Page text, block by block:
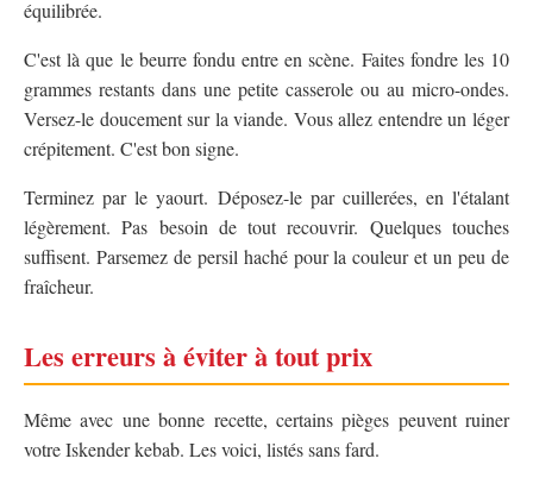
équilibrée.
C'est là que le beurre fondu entre en scène. Faites fondre les 10
grammes restants dans une petite casserole ou au micro-ondes.
Versez-le doucement sur la viande. Vous allez entendre un léger
crépitement. C'est bon signe.
Terminez par le yaourt. Déposez-le par cuillerées, en l'étalant
légèrement. Pas besoin de tout recouvrir. Quelques touches
suffisent. Parsemez de persil haché pour la couleur et un peu de
fraîcheur.
Les erreurs à éviter à tout prix
Même avec une bonne recette, certains pièges peuvent ruiner
votre Iskender kebab. Les voici, listés sans fard.